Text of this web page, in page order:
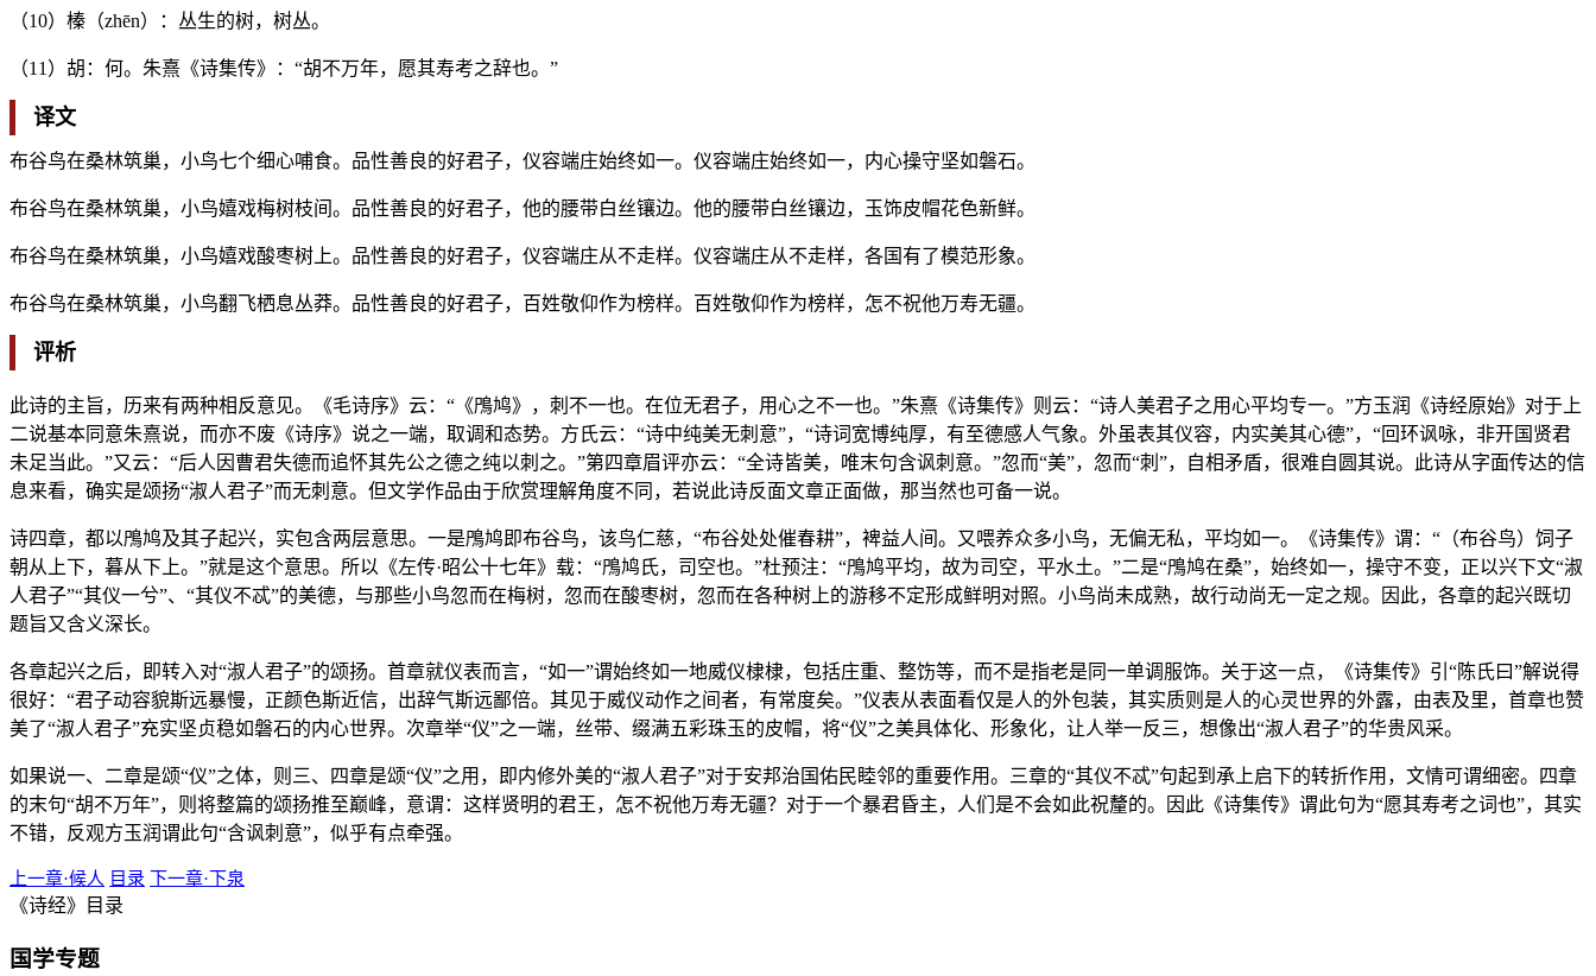
（10）榛（zhēn）：丛生的树，树丛。
（11）胡：何。朱熹《诗集传》：“胡不万年，愿其寿考之辞也。”
译文
布谷鸟在桑林筑巢，小鸟七个细心哺食。品性善良的好君子，仪容端庄始终如一。仪容端庄始终如一，内心操守坚如磐石。
布谷鸟在桑林筑巢，小鸟嬉戏梅树枝间。品性善良的好君子，他的腰带白丝镶边。他的腰带白丝镶边，玉饰皮帽花色新鲜。
布谷鸟在桑林筑巢，小鸟嬉戏酸枣树上。品性善良的好君子，仪容端庄从不走样。仪容端庄从不走样，各国有了模范形象。
布谷鸟在桑林筑巢，小鸟翻飞栖息丛莽。品性善良的好君子，百姓敬仰作为榜样。百姓敬仰作为榜样，怎不祝他万寿无疆。
评析
此诗的主旨，历来有两种相反意见。《毛诗序》云：“《鳲鸠》，刺不一也。在位无君子，用心之不一也。”朱熹《诗集传》则云：“诗人美君子之用心平均专一。”方玉润《诗经原始》对于上
二说基本同意朱熹说，而亦不废《诗序》说之一端，取调和态势。方氏云：“诗中纯美无刺意”，“诗词宽博纯厚，有至德感人气象。外虽表其仪容，内实美其心德”，“回环讽咏，非开国贤君
未足当此。”又云：“后人因曹君失德而追怀其先公之德之纯以刺之。”第四章眉评亦云：“全诗皆美，唯末句含讽刺意。”忽而“美”，忽而“刺”，自相矛盾，很难自圆其说。此诗从字面传达的信
息来看，确实是颂扬“淑人君子”而无刺意。但文学作品由于欣赏理解角度不同，若说此诗反面文章正面做，那当然也可备一说。
诗四章，都以鳲鸠及其子起兴，实包含两层意思。一是鳲鸠即布谷鸟，该鸟仁慈，“布谷处处催春耕”，裨益人间。又喂养众多小鸟，无偏无私，平均如一。《诗集传》谓：“（布谷鸟）饲子
朝从上下，暮从下上。”就是这个意思。所以《左传·昭公十七年》载：“鳲鸠氏，司空也。”杜预注：“鳲鸠平均，故为司空，平水土。”二是“鳲鸠在桑”，始终如一，操守不变，正以兴下文“淑
人君子”“其仪一兮”、“其仪不忒”的美德，与那些小鸟忽而在梅树，忽而在酸枣树，忽而在各种树上的游移不定形成鲜明对照。小鸟尚未成熟，故行动尚无一定之规。因此，各章的起兴既切
题旨又含义深长。
各章起兴之后，即转入对“淑人君子”的颂扬。首章就仪表而言，“如一”谓始终如一地威仪棣棣，包括庄重、整饬等，而不是指老是同一单调服饰。关于这一点，《诗集传》引“陈氏曰”解说得
很好：“君子动容貌斯远暴慢，正颜色斯近信，出辞气斯远鄙倍。其见于威仪动作之间者，有常度矣。”仪表从表面看仅是人的外包装，其实质则是人的心灵世界的外露，由表及里，首章也赞
美了“淑人君子”充实坚贞稳如磐石的内心世界。次章举“仪”之一端，丝带、缀满五彩珠玉的皮帽，将“仪”之美具体化、形象化，让人举一反三，想像出“淑人君子”的华贵风采。
如果说一、二章是颂“仪”之体，则三、四章是颂“仪”之用，即内修外美的“淑人君子”对于安邦治国佑民睦邻的重要作用。三章的“其仪不忒”句起到承上启下的转折作用，文情可谓细密。四章
的末句“胡不万年”，则将整篇的颂扬推至巅峰，意谓：这样贤明的君王，怎不祝他万寿无疆？对于一个暴君昏主，人们是不会如此祝釐的。因此《诗集传》谓此句为“愿其寿考之词也”，其实
不错，反观方玉润谓此句“含讽刺意”，似乎有点牵强。
上一章·候人 目录 下一章·下泉
《诗经》目录
国学专题